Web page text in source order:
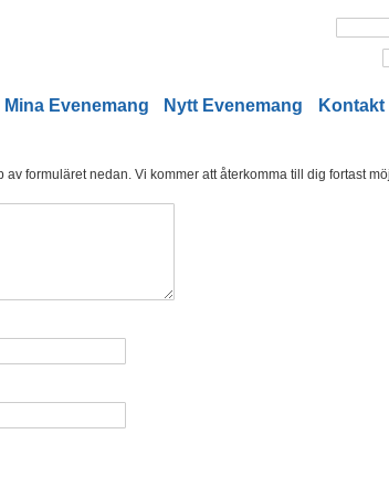
Mina Evenemang Nytt Evenemang Kontakt
formuläret nedan. Vi kommer att återkomma till dig fortast